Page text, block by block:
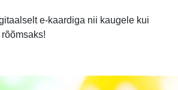
e-kaardiga nii kaugele kui